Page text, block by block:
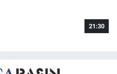
21:30